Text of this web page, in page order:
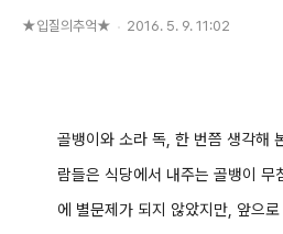
★입질의추억★ 2016. 5. 9. 11:02
골뱅이와 소라 독, 한 번쯤 생각해
람들은 식당에서 내주는 골뱅이 무
에 별문제가 되지 않았지만, 앞으